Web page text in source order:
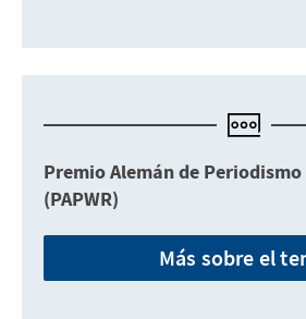
Premio Alemán de
(PAPWR)
Más sobre el